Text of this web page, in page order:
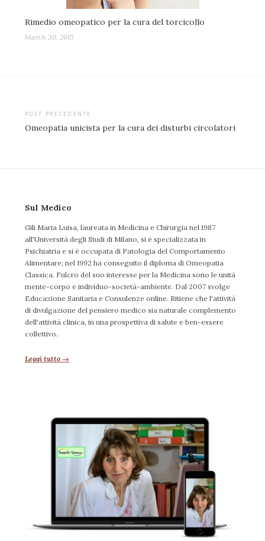
Rimedio omeopatico per la cura del torcicollo
March 30, 2015
Post
navigation
POST PRECEDENTE
Omeopatia unicista per la cura dei disturbi circolatori
Sul Medico
Gili Maria Luisa, laureata in Medicina e Chirurgia nel 1987
all'Università degli Studi di Milano, si è specializzata in
Psichiatria e si è occupata di Patologia del Comportamento
Alimentare; nel 1992 ha conseguito il diploma di Omeopatia
Classica. Fulcro del suo interesse per la Medicina sono le unità
mente-corpo e individuo-società-ambiente. Dal 2007 svolge
Educazione Sanitaria e Consulenze online. Ritiene che l'attività
di divulgazione del pensiero medico sia naturale complemento
dell'attività clinica, in una prospettiva di salute e ben-essere
collettivo.
Leggi tutto →